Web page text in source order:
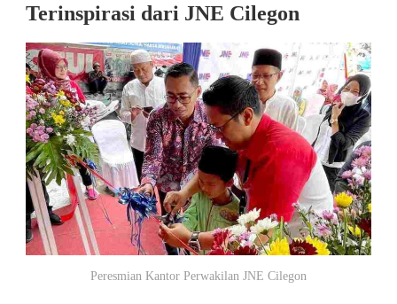
Terinspirasi dari JNE Cilegon
Peresmian Kantor Perwakilan JNE Cilegon